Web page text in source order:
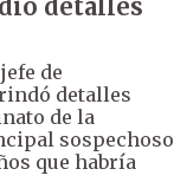
detalles
de
detalles
de la
sospechoso
que habría